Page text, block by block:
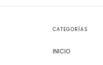
CATEGORÍAS
INICIO